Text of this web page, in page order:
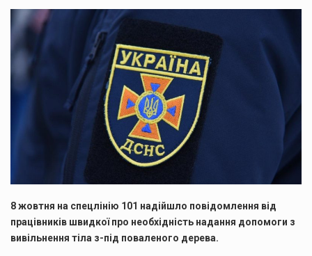
8 жовтня на спецлінію 101 надійшло повідомлення від
працівників швидкої про необхідність надання допомоги з
вивільнення тіла з-під поваленого дерева.